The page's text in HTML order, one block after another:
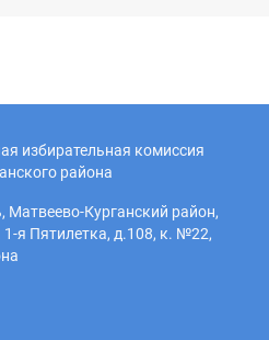
избирательная комиссия
района
Матвеево-Курганский район,
1-я Пятилетка, д.108, к. №22,